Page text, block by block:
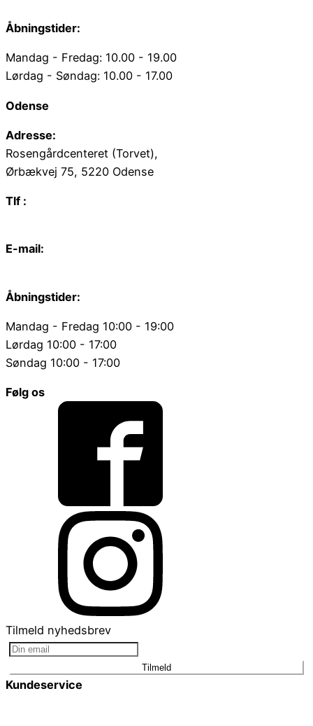
Åbningstider:
Mandag - Fredag: 10.00 - 19.00
Lørdag - Søndag: 10.00 - 17.00
Odense
Adresse:
Rosengårdcenteret (Torvet),
Ørbækvej 75, 5220 Odense
Tlf :
E-mail:
Åbningstider:
Mandag - Fredag 10:00 - 19:00
Lørdag 10:00 - 17:00
Søndag 10:00 - 17:00
Følg os
Tilmeld nyhedsbrev
Tilmeld
Kundeservice